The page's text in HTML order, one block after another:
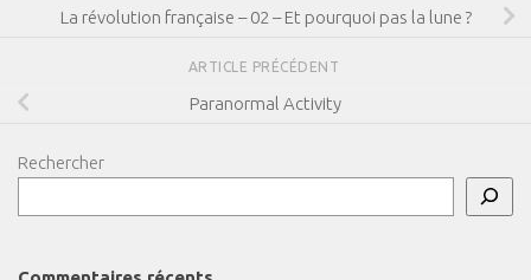
La révolution française – 02 – Et pourquoi pas la lune ?
ARTICLE PRÉCÉDENT
Paranormal Activity
Rechercher